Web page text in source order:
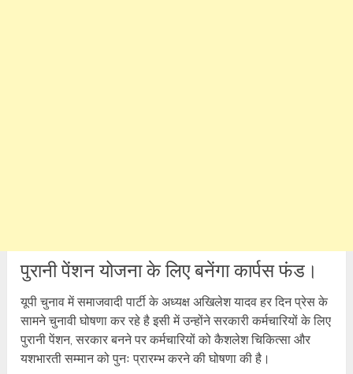
पुरानी पेंशन योजना के लिए बनेंगा कार्पस फंड।
यूपी चुनाव में समाजवादी पार्टी के अध्यक्ष अखिलेश यादव हर दिन प्रेस के
सामने चुनावी घोषणा कर रहे है इसी में उन्होंने सरकारी कर्मचारियों के लिए
पुरानी पेंशन, सरकार बनने पर कर्मचारियों को कैशलेश चिकित्सा और
यशभारती सम्मान को पुनः प्रारम्भ करने की घोषणा की है।